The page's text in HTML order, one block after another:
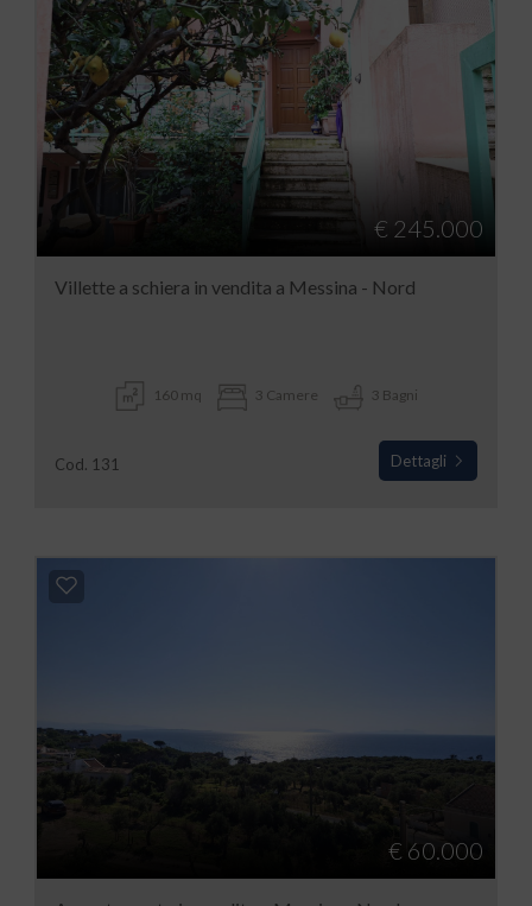
€ 245.000
Villette a schiera in vendita a Messina - Nord
160 mq 3 Camere 3 Bagni
Cod. 131 Dettagli
€ 60.000